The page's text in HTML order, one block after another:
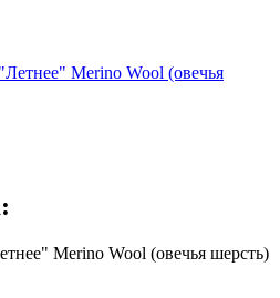
Merino Wool (овечья шерсть)